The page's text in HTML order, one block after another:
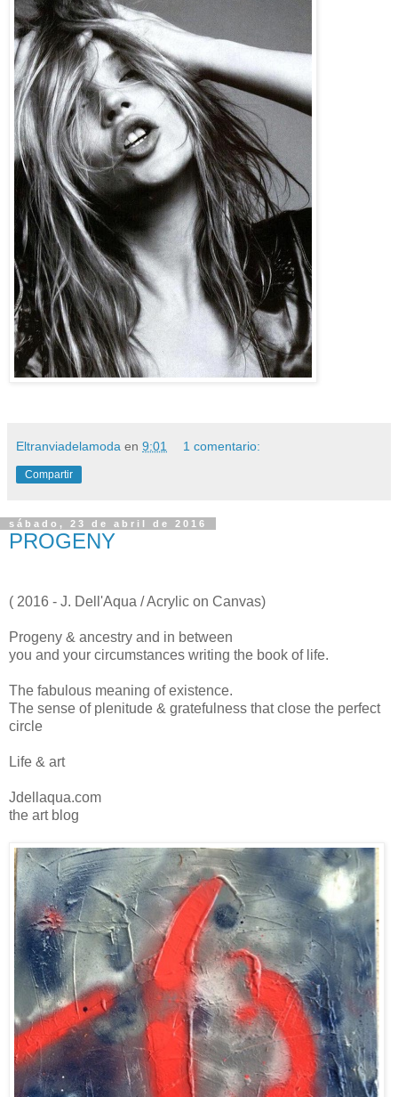
Eltranviadelamoda en 9:01 1 comentario:
Compartir
sábado, 23 de abril de 2016
PROGENY
( 2016 - J. Dell'Aqua / Acrylic on Canvas)
Progeny & ancestry and in between
you and your circumstances writing the book of life.
The fabulous meaning of existence.
The sense of plenitude & gratefulness that close the perfect
circle
Life & art
Jdellaqua.com
the art blog